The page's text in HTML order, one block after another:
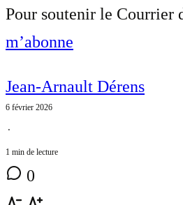
Pour soutenir le Courrier
m’abonne
Jean-Arnault Dérens
6 février 2026
⋅
1 min de lecture
0